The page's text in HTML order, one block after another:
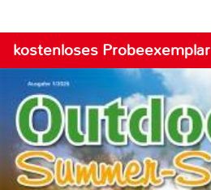
kostenloses Probeexemplar